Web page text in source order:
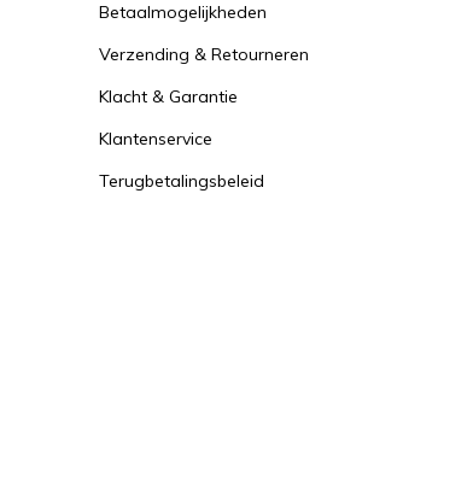
Betaalmogelijkheden
Verzending & Retourneren
Klacht & Garantie
Klantenservice
Terugbetalingsbeleid